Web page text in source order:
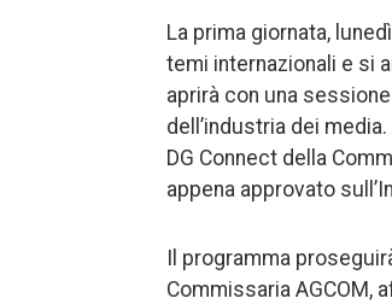
La prima giornata,
temi internazionali e si
aprirà con una
dell’industria dei
DG Connect della
appena approvato
Il programma
Commissaria AGCOM,